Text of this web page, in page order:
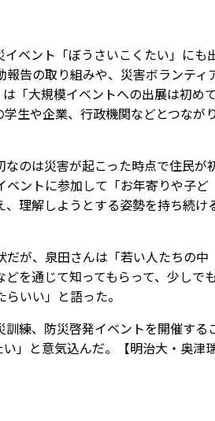
ベント「ぼうさいこくたい」にも
告の取り組みや、災害ボランティ
「大規模イベントへの出展は初めて
生や企業、行政機関などとつながり
のは災害が起こった時点で住民が
ントに参加して「お年寄りや子ど
理解しようとする姿勢を持ち続け
が、泉田さんは「若い人たちの中
を通じて知ってもらって、少しでも
いい」と語った。
練、防災啓発イベントを開催する
」と意気込んだ。【明治大・奥津